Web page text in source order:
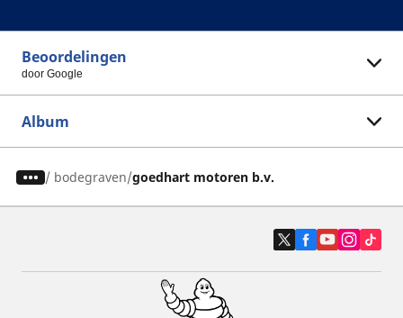
Beoordelingen
door Google
Album
/ bodegraven goedhart motoren b.v.